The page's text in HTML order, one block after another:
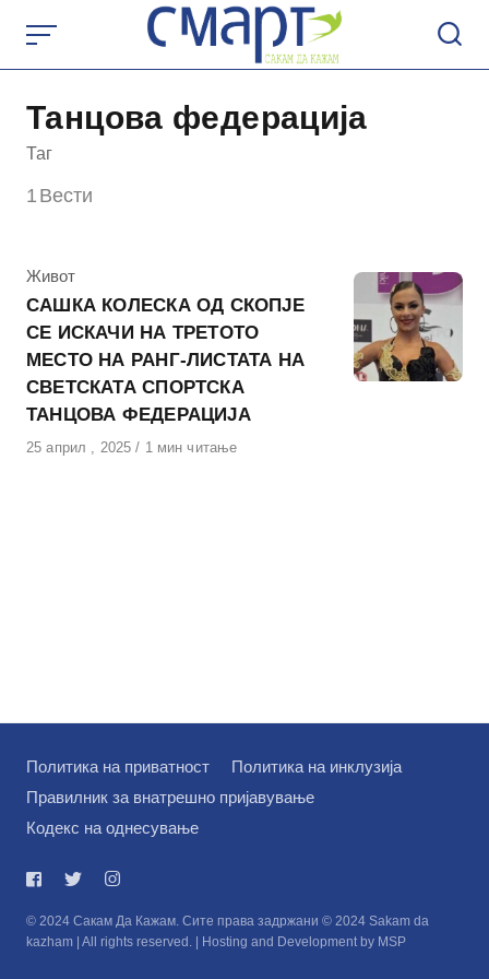
content
Танцова федерација
Таг
1 Вести
КАтегорија
Живот
САШКА КОЛЕСКА ОД СКОПЈЕ
СЕ ИСКАЧИ НА ТРЕТОТО
МЕСТО НА РАНГ-ЛИСТАТА НА
СВЕТСКАТА СПОРТСКА
ТАНЦОВА ФЕДЕРАЦИЈА
Објавено
25 април , 2025 1 мин читање
Политика на приватност
Политика на инклузија
Правилник за внатрешно пријавување
Кодекс на однесување
© 2024 Сакам Да Кажам. Сите права задржани © 2024 Sakam da
kazham | All rights reserved. | Hosting and Development by MSP